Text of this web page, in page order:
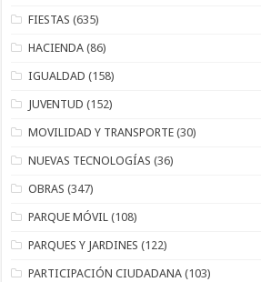
FIESTAS (635)
HACIENDA (86)
IGUALDAD (158)
JUVENTUD (152)
MOVILIDAD Y TRANSPORTE (30)
NUEVAS TECNOLOGÍAS (36)
OBRAS (347)
PARQUE MÓVIL (108)
PARQUES Y JARDINES (122)
PARTICIPACIÓN CIUDADANA (103)